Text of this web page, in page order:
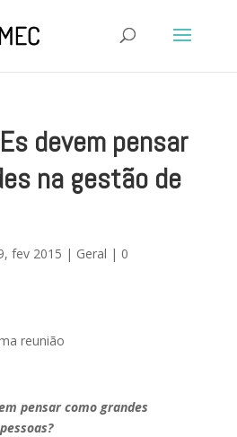
devem pensar
na gestão de
fev 2015 | Geral | 0
pensar como grandes